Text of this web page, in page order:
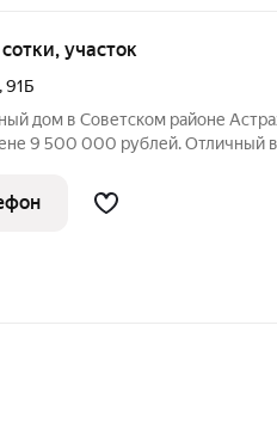
участок
,91Б
дом в Советском районе
9 500 000 рублей. Отличный
комнатами, общей